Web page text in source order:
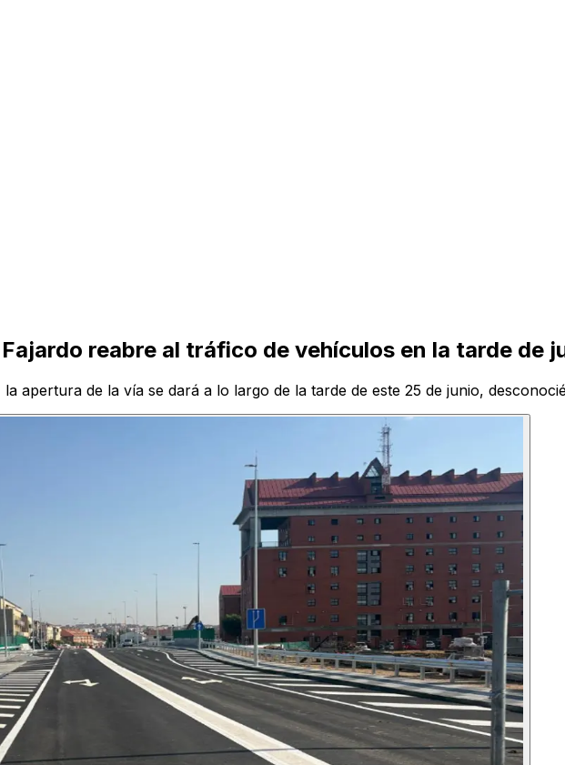
reabre al tráfico de vehículos en la tarde de
apertura de la vía se dará a lo largo de la tarde de este 25 de junio,